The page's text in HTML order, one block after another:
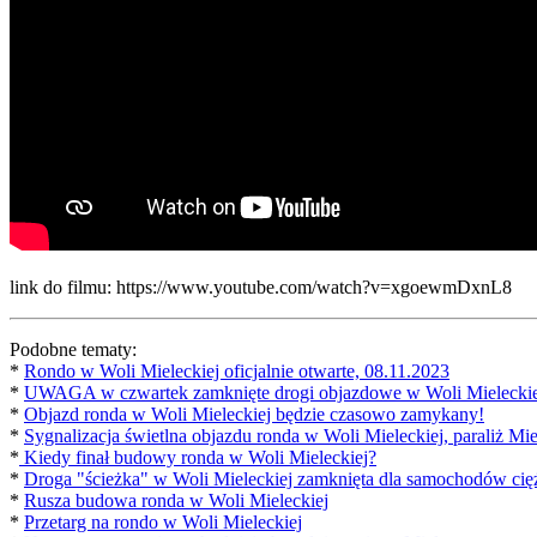
link do filmu: https://www.youtube.com/watch?v=xgoewmDxnL8
Podobne tematy:
* Rondo w Woli Mieleckiej oficjalnie otwarte, 08.11.2023
* UWAGA w czwartek zamknięte drogi objazdowe w Woli
* Objazd ronda w Woli Mieleckiej będzie czasowo zamykany!
* Sygnalizacja świetlna objazdu ronda w Woli Mieleckiej, paraliż
* Kiedy finał budowy ronda w Woli Mieleckiej?
* Droga "ścieżka" w Woli Mieleckiej zamknięta dla samochodów
* Rusza budowa ronda w Woli Mieleckiej
* Przetarg na rondo w Woli Mieleckiej